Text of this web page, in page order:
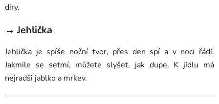
díry.
→ Jehlička
Jehlička je spíše noční tvor, přes den spí a v noci řádí.
Jakmile se setmí, můžete slyšet, jak dupe. K jídlu má
nejradši jablko a mrkev.